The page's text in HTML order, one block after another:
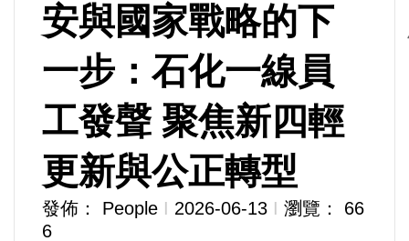
人生/生存/生活
政治/政黨
農業/技術/肥飼料/農藥/產銷
食品/衛生/醫療/照護
安與國家戰略的下
一步：石化一線員
工發聲 聚焦新四輕
更新與公正轉型
發佈： People Ι 2026-06-13 Ι 瀏覽： 66
6